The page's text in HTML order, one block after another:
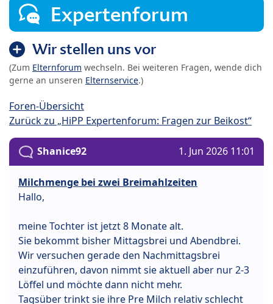
Expertenforum
Wir stellen uns vor
(Zum Elternforum wechseln. Bei weiteren Fragen, wende dich
gerne an unseren Elternservice.)
Foren-Übersicht
Zurück zu „HiPP Expertenforum: Fragen zur Beikost“
Shanice92 1. Jun 2026 11:01
Milchmenge bei zwei Breimahlzeiten
Hallo,
meine Tochter ist jetzt 8 Monate alt.
Sie bekommt bisher Mittagsbrei und Abendbrei.
Wir versuchen gerade den Nachmittagsbrei
einzuführen, davon nimmt sie aktuell aber nur 2-3
Löffel und möchte dann nicht mehr.
Tagsüber trinkt sie ihre Pre Milch relativ schlecht